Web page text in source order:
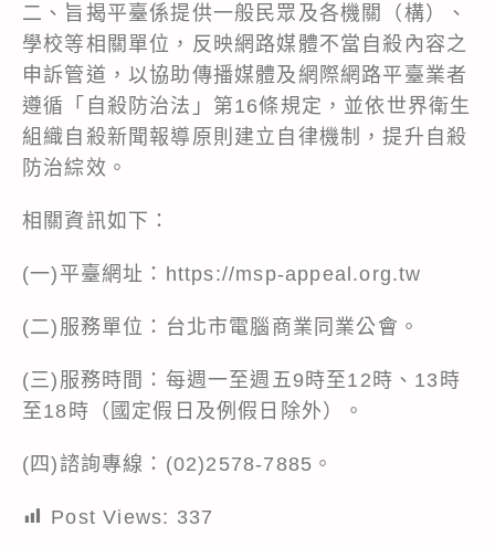
二、旨揭平臺係提供一般民眾及各機關（構）、
學校等相關單位，反映網路媒體不當自殺內容之
申訴管道，以協助傳播媒體及網際網路平臺業者
遵循「自殺防治法」第16條規定，並依世界衛生
組織自殺新聞報導原則建立自律機制，提升自殺
防治綜效。
相關資訊如下：
(一)平臺網址：https://msp-appeal.org.tw
(二)服務單位：台北市電腦商業同業公會。
(三)服務時間：每週一至週五9時至12時、13時
至18時（國定假日及例假日除外）。
(四)諮詢專線：(02)2578-7885。
Post Views: 337